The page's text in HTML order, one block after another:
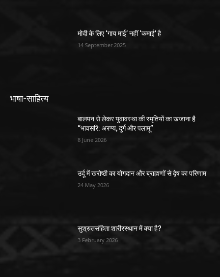
मोदी के लिए ‘गाय माई’ नहीं ‘कमाई’ है
14 September 2025
भाषा-साहित्य
बालपन से लेकर युवावस्था की स्मृतियों का खजाना है
“भावसरि: अरण्य, दुर्ग और पलामू”
8 June 2026
उर्दू में खरोष्ठी का योगदान और ब्राह्मणों से द्वेष का परिणाम
24 May 2026
सुश्रुतसंहिता शारीरस्थान में क्या है?
3 February 2026